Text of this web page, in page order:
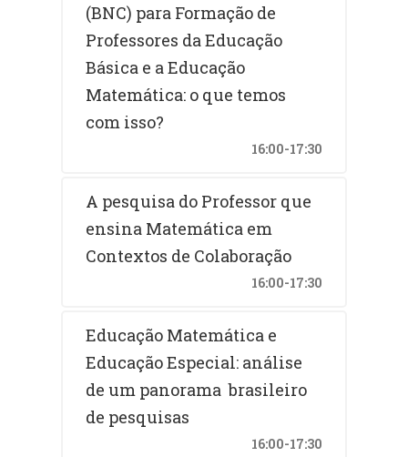
(BNC) para Formação de
Professores da Educação
Básica e a Educação
Matemática: o que temos
com isso?
16:00-17:30
A pesquisa do Professor que
ensina Matemática em
Contextos de Colaboração
16:00-17:30
Educação Matemática e
Educação Especial: análise
de um panorama brasileiro
de pesquisas
16:00-17:30